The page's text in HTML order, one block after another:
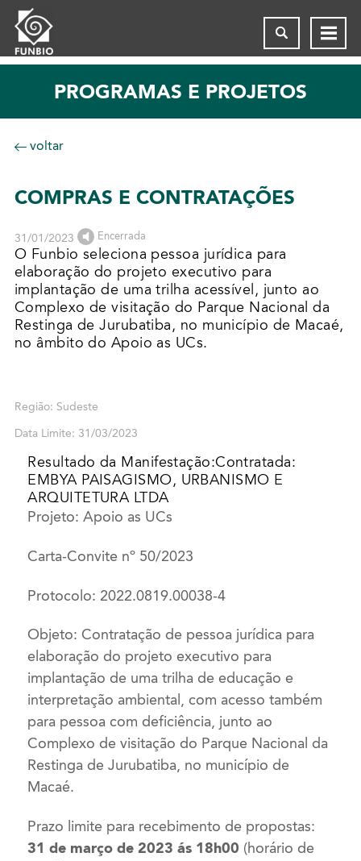
PROGRAMAS E PROJETOS
voltar
COMPRAS E CONTRATAÇÕES
31/01/2023 Encerrada
O Funbio seleciona pessoa jurídica para
elaboração do projeto executivo para
implantação de uma trilha acessível, junto ao
Complexo de visitação do Parque Nacional da
Restinga de Jurubatiba, no município de Macaé,
no âmbito do Apoio as UCs.
Região: Sudeste
Data Limite: 31/03/2023
Resultado da Manifestação:Contratada:
EMBYA PAISAGISMO, URBANISMO E
ARQUITETURA LTDA
Projeto: Apoio as UCs
Carta-Convite nº 50/2023
Protocolo: 2022.0819.00038-4
Objeto: Contratação de pessoa jurídica para
elaboração do projeto executivo para
implantação de uma trilha de educação e
interpretação ambiental, com acesso também
para pessoa com deficiência, junto ao
Complexo de visitação do Parque Nacional da
Restinga de Jurubatiba, no município de
Macaé.
Prazo limite para recebimento de propostas:
31 de março de 2023 ás 18h00 (horário de